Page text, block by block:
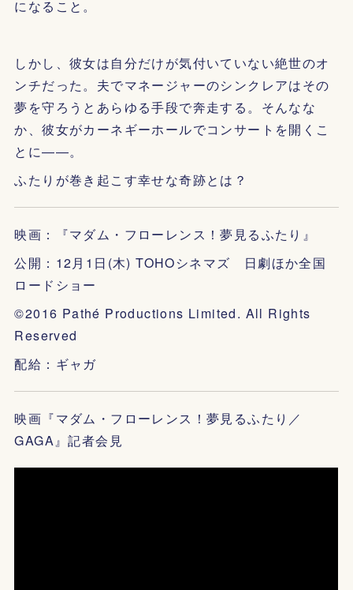
になること。
しかし、彼女は自分だけが気付いていない絶世のオ
ンチだった。夫でマネージャーのシンクレアはその
夢を守ろうとあらゆる手段で奔走する。そんなな
か、彼女がカーネギーホールでコンサートを開くこ
とに――。
ふたりが巻き起こす幸せな奇跡とは？
映画：『マダム・フローレンス！夢見るふたり』
公開：12月1日(木) TOHOシネマズ 日劇ほか全国
ロードショー
©2016 Pathé Productions Limited. All Rights
Reserved
配給：ギャガ
映画『マダム・フローレンス！夢見るふたり／
GAGA』記者会見